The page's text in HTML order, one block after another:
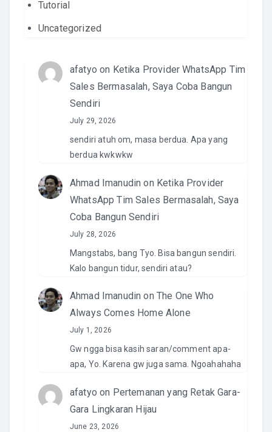
Tutorial
Uncategorized
afatyo on Ketika Provider WhatsApp Tim
Sales Bermasalah, Saya Coba Bangun
Sendiri
July 29, 2026
sendiri atuh om, masa berdua. Apa yang
berdua kwkwkw
Ahmad Imanudin on Ketika Provider
WhatsApp Tim Sales Bermasalah, Saya
Coba Bangun Sendiri
July 28, 2026
Mangstabs, bang Tyo. Bisa bangun sendiri.
Kalo bangun tidur, sendiri atau?
Ahmad Imanudin on The One Who
Always Comes Home Alone
July 1, 2026
Gw ngga bisa kasih saran/comment apa-
apa, Yo. Karena gw juga sama. Ngoahahaha
afatyo on Pertemanan yang Retak Gara-
Gara Lingkaran Hijau
June 23, 2026